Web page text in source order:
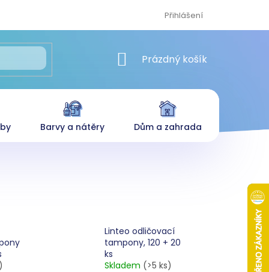
Přihlášení
NÁKUPNÍ KOŠÍK
Prázdný košík
Barvy a nátěry Dům a zahrada
Linteo odličovací
tampony, 120 + 20
ks
Skladem (>5 ks)